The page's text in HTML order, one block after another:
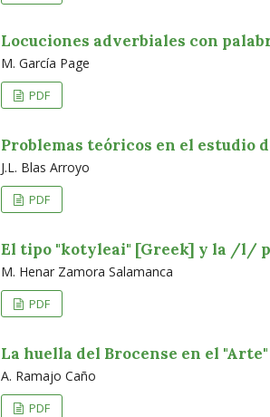
Locuciones adverbiales con
M. García Page
PDF
Problemas teóricos en el
J.L. Blas Arroyo
PDF
El tipo "kotyleai" [Greek] y la /l/
M. Henar Zamora Salamanca
PDF
La huella del Brocense en el "Arte"
A. Ramajo Caño
PDF